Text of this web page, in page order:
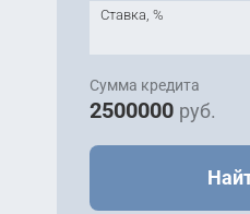
Ставка, %
Сумма кредита
2500000 руб.